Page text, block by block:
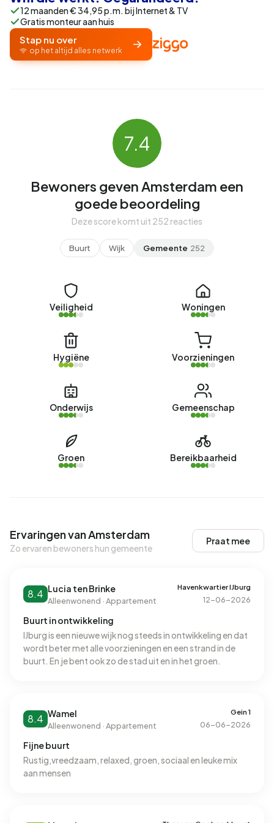
12 maanden € 34,95 p.m. bij Internet & TV
Gratis monteur aan huis
Stap nu over
op het altijd alles netwerk
7.4
Bewoners geven Amsterdam een
goede beoordeling
Deze score komt uit 252 reacties
Buurt Wijk Gemeente 252
Veiligheid Woningen
Hygiëne Voorzieningen
Onderwijs Gemeenschap
Groen Bereikbaarheid
Ervaringen van Amsterdam
Zo ervaren bewoners hun gemeente
Praat mee
8.4 Lucia ten Brinke
Alleenwonend · Appartement
Havenkwartier IJburg
12-06-2026
Buurt in ontwikkeling
IJburg is een nieuwe wijk nog steeds in ontwikkeling en dat
wordt beter met alle voorzieningen en een strand in de
buurt. En je bent ook zo de stad uit en in het groen.
8.4 Wamel
Alleenwonend · Appartement
Gein 1
06-06-2026
Fijne buurt
Rustig,vreedzaam, relaxed, groen, sociaal en leuke mix
aan mensen